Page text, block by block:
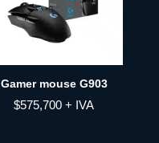
Gamer mouse G903
$575,700 + IVA